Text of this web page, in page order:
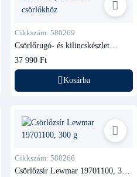
Cikkszám: 580269
Csörlőrugó- és kilincskészlet
csörlőkhöz
37 990 Ft
Kosárba
Cikkszám: 580266
Csörlőzsír Lewmar 19701100, 300